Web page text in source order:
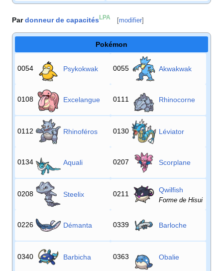
Pardonneur de capacités LPA [modifier]
Pokémon
0054 Psykokwak 0055 Akwakwak
0108 Excelangue 0111 Rhinocorne
0112 Rhinoféros 0130 Léviator
0134 Aquali 0207 Scorplane
0208 Steelix 0211 Qwilfish
Forme de Hisui
0226 Démanta 0339 Barloche
0340 Barbicha 0363 Obalie